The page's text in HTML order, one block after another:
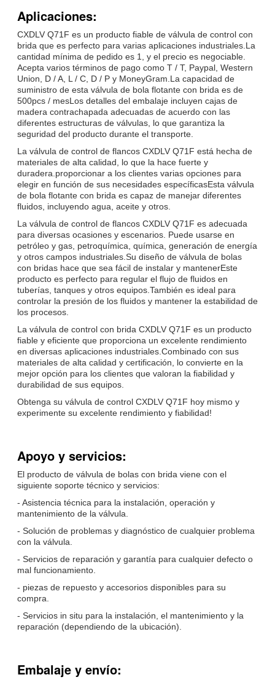
Aplicaciones:
CXDLV Q71F es un producto fiable de válvula de control con
brida que es perfecto para varias aplicaciones industriales.La
cantidad mínima de pedido es 1, y el precio es negociable.
Acepta varios términos de pago como T / T, Paypal, Western
Union, D / A, L / C, D / P y MoneyGram.La capacidad de
suministro de esta válvula de bola flotante con brida es de
500pcs / mesLos detalles del embalaje incluyen cajas de
madera contrachapada adecuadas de acuerdo con las
diferentes estructuras de válvulas, lo que garantiza la
seguridad del producto durante el transporte.
La válvula de control de flancos CXDLV Q71F está hecha de
materiales de alta calidad, lo que la hace fuerte y
duradera.proporcionar a los clientes varias opciones para
elegir en función de sus necesidades específicasEsta válvula
de bola flotante con brida es capaz de manejar diferentes
fluidos, incluyendo agua, aceite y otros.
La válvula de control de flancos CXDLV Q71F es adecuada
para diversas ocasiones y escenarios. Puede usarse en
petróleo y gas, petroquímica, química, generación de energía
y otros campos industriales.Su diseño de válvula de bolas
con bridas hace que sea fácil de instalar y mantenerEste
producto es perfecto para regular el flujo de fluidos en
tuberías, tanques y otros equipos.También es ideal para
controlar la presión de los fluidos y mantener la estabilidad de
los procesos.
La válvula de control con brida CXDLV Q71F es un producto
fiable y eficiente que proporciona un excelente rendimiento
en diversas aplicaciones industriales.Combinado con sus
materiales de alta calidad y certificación, lo convierte en la
mejor opción para los clientes que valoran la fiabilidad y
durabilidad de sus equipos.
Obtenga su válvula de control CXDLV Q71F hoy mismo y
experimente su excelente rendimiento y fiabilidad!
Apoyo y servicios:
El producto de válvula de bolas con brida viene con el
siguiente soporte técnico y servicios:
- Asistencia técnica para la instalación, operación y
mantenimiento de la válvula.
- Solución de problemas y diagnóstico de cualquier problema
con la válvula.
- Servicios de reparación y garantía para cualquier defecto o
mal funcionamiento.
- piezas de repuesto y accesorios disponibles para su
compra.
- Servicios in situ para la instalación, el mantenimiento y la
reparación (dependiendo de la ubicación).
Embalaje y envío: